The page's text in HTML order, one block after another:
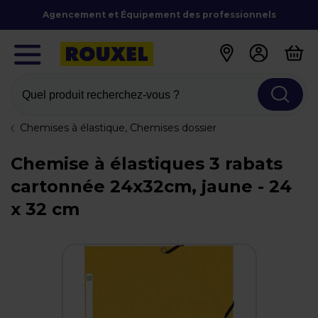
Agencement et Équipement des professionnels
Quel produit recherchez-vous ?
Chemises à élastique, Chemises dossier
Chemise à élastiques 3 rabats
cartonnée 24x32cm, jaune - 24
x 32 cm